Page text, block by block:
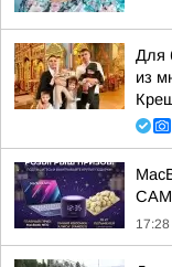
Для
из
17:28